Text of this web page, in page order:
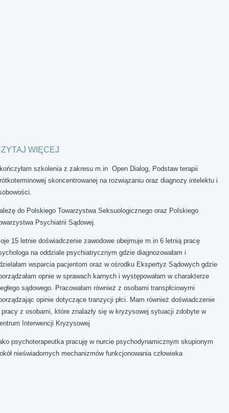
WIĘCEJ
szkolenia z zakresu m.in Open Dialog, Podstaw terapii
skoncentrowanej na rozwiązaniu oraz diagnozy intelektu i
do Polskiego Towarzystwa Seksuologicznego oraz Polskiego
Psychiatrii Sądowej.
15 letnie doświadczenie zawodowe obejmuje m.in 6 letnią pracę
na oddziale psychiatrycznym gdzie diagnozowałam i
wsparcia pacjentom oraz w ośrodku Ekspertyz Sądowych gdzie
opnie w sprawach karnych i występowałam w charakterze
sądowego. Pracowałam również z osobami transpłciowymi
opinie dotyczące tranzycji płci. Mam również doświadczenie
pracy z osobami, które znalazły się w kryzysowej sytuacji zdobyte w
Interwencji Kryzysowej
psychoterapeutkapracuję w nurcie psychodynamicznym skupionym
nieświadomych mechanizmów funkcjonowania człowieka